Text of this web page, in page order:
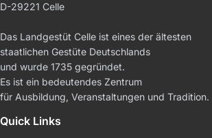
D-29221 Celle
Das Landgestüt Celle ist eines der ältesten
staatlichen Gestüte Deutschlands
und wurde 1735 gegründet.
Es ist ein bedeutendes Zentrum
für Ausbildung, Veranstaltungen und Tradition.
Quick Links